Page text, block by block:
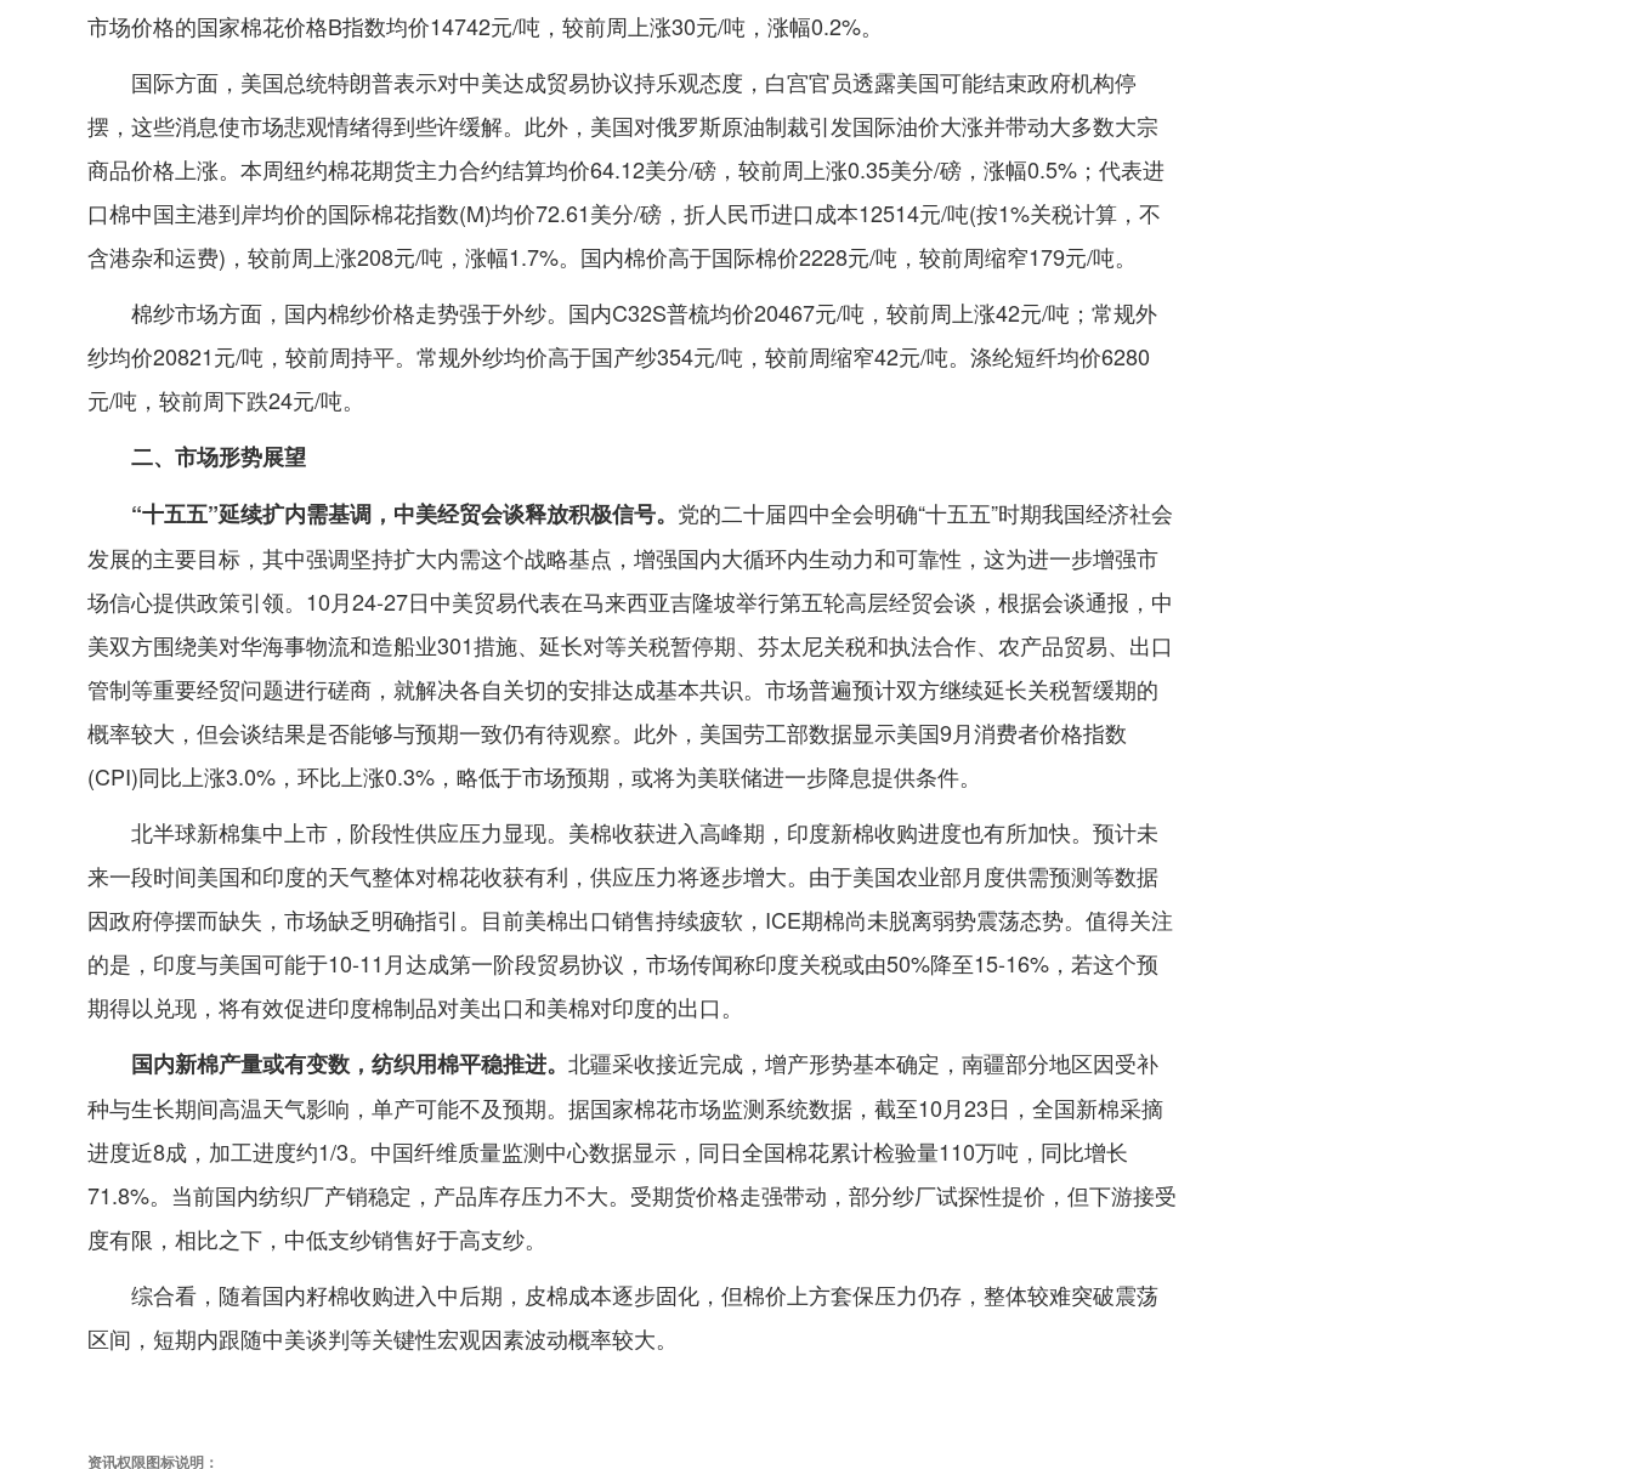
市场价格的国家棉花价格B指数均价14742元/吨，较前周上涨30元/吨，涨幅0.2%。
国际方面，美国总统特朗普表示对中美达成贸易协议持乐观态度，白宫官员透露美国可能结束政府机构停
摆，这些消息使市场悲观情绪得到些许缓解。此外，美国对俄罗斯原油制裁引发国际油价大涨并带动大多数大宗
商品价格上涨。本周纽约棉花期货主力合约结算均价64.12美分/磅，较前周上涨0.35美分/磅，涨幅0.5%；代表进
口棉中国主港到岸均价的国际棉花指数(M)均价72.61美分/磅，折人民币进口成本12514元/吨(按1%关税计算，不
含港杂和运费)，较前周上涨208元/吨，涨幅1.7%。国内棉价高于国际棉价2228元/吨，较前周缩窄179元/吨。
棉纱市场方面，国内棉纱价格走势强于外纱。国内C32S普梳均价20467元/吨，较前周上涨42元/吨；常规外
纱均价20821元/吨，较前周持平。常规外纱均价高于国产纱354元/吨，较前周缩窄42元/吨。涤纶短纤均价6280
元/吨，较前周下跌24元/吨。
二、市场形势展望
“十五五”延续扩内需基调，中美经贸会谈释放积极信号。 党的二十届四中全会明确“十五五”时期我国经济社会
发展的主要目标，其中强调坚持扩大内需这个战略基点，增强国内大循环内生动力和可靠性，这为进一步增强市
场信心提供政策引领。10月24-27日中美贸易代表在马来西亚吉隆坡举行第五轮高层经贸会谈，根据会谈通报，中
美双方围绕美对华海事物流和造船业301措施、延长对等关税暂停期、芬太尼关税和执法合作、农产品贸易、出口
管制等重要经贸问题进行磋商，就解决各自关切的安排达成基本共识。市场普遍预计双方继续延长关税暂缓期的
概率较大，但会谈结果是否能够与预期一致仍有待观察。此外，美国劳工部数据显示美国9月消费者价格指数
(CPI)同比上涨3.0%，环比上涨0.3%，略低于市场预期，或将为美联储进一步降息提供条件。
北半球新棉集中上市，阶段性供应压力显现。美棉收获进入高峰期，印度新棉收购进度也有所加快。预计未
来一段时间美国和印度的天气整体对棉花收获有利，供应压力将逐步增大。由于美国农业部月度供需预测等数据
因政府停摆而缺失，市场缺乏明确指引。目前美棉出口销售持续疲软，ICE期棉尚未脱离弱势震荡态势。值得关注
的是，印度与美国可能于10-11月达成第一阶段贸易协议，市场传闻称印度关税或由50%降至15-16%，若这个预
期得以兑现，将有效促进印度棉制品对美出口和美棉对印度的出口。
国内新棉产量或有变数，纺织用棉平稳推进。 北疆采收接近完成，增产形势基本确定，南疆部分地区因受补
种与生长期间高温天气影响，单产可能不及预期。据国家棉花市场监测系统数据，截至10月23日，全国新棉采摘
进度近8成，加工进度约1/3。中国纤维质量监测中心数据显示，同日全国棉花累计检验量110万吨，同比增长
71.8%。当前国内纺织厂产销稳定，产品库存压力不大。受期货价格走强带动，部分纱厂试探性提价，但下游接受
度有限，相比之下，中低支纱销售好于高支纱。
综合看，随着国内籽棉收购进入中后期，皮棉成本逐步固化，但棉价上方套保压力仍存，整体较难突破震荡
区间，短期内跟随中美谈判等关键性宏观因素波动概率较大。
资讯权限图标说明：